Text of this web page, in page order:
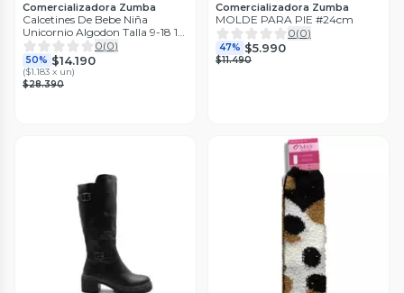
Comercializadora Zumba
Calcetines De Bebe Niña
Unicornio Algodon Talla 9-18 12
Unid
0(0)
50% $14.190
($1.183 x un)
$28.390
Comercializadora Zumba
MOLDE PARA PIE #24cm
0(0)
47% $5.990
$11.490